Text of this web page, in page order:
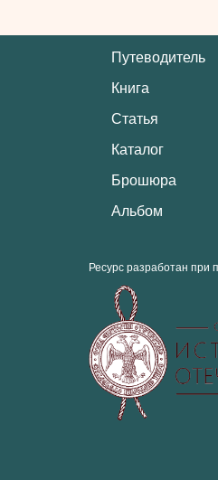
Путеводитель
Книга
Статья
Каталог
Брошюра
Альбом
Ресурс разработан при